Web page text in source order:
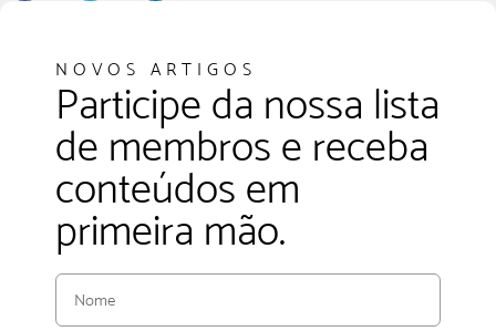
NOVOS ARTIGOS
Participe da nossa lista
de membros e receba
conteúdos em
primeira mão.